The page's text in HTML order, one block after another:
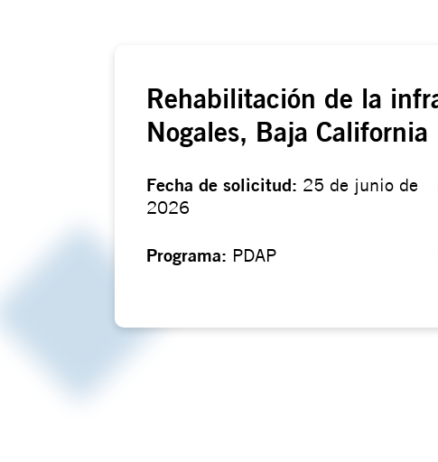
Rehabilitación de la
Nogales, Baja California
Fecha de solicitud: 25 de junio de
2026
Programa: PDAP